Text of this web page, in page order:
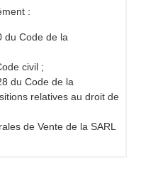
:
du Code de la
civil ;
du Code de la
relatives au droit de
de Vente de la SARL